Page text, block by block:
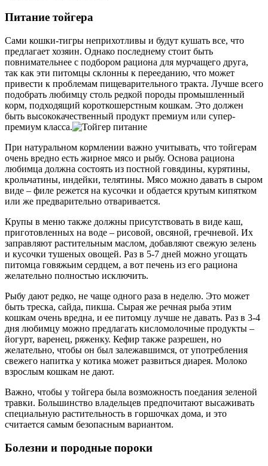
Питание тойгера
Сами кошки-тигры неприхотливы и будут кушать все, что
предлагает хозяин. Однако последнему стоит быть
повнимательнее с подбором рациона для мурчащего друга,
так как эти питомцы склонны к перееданию, что может
привести к проблемам пищеварительного тракта. Лучше всего
подобрать любимцу столь редкой породы промышленный
корм, подходящий короткошерстным кошкам. Это должен
быть высококачественный продукт премиум или супер-
премиум класса.
При натуральном кормлении важно учитывать, что тойгерам
очень вредно есть жирное мясо и рыбу. Основа рациона
любимца должна состоять из постной говядины, курятины,
крольчатины, индейки, телятины. Мясо можно давать в сыром
виде – филе режется на кусочки и обдается крутым кипятком
или же предварительно отваривается.
Крупы в меню также должны присутствовать в виде каш,
приготовленных на воде – рисовой, овсяной, гречневой. Их
заправляют растительным маслом, добавляют свежую зелень
и кусочки тушеных овощей. Раз в 5-7 дней можно угощать
питомца говяжьим сердцем, а вот печень из его рациона
желательно полностью исключить.
Рыбу дают редко, не чаще одного раза в неделю. Это может
быть треска, сайда, пикша. Сырая же речная рыба этим
кошкам очень вредна, и ее питомцу лучше не давать. Раз в 3-4
дня любимцу можно предлагать кисломолочные продукты –
йогурт, варенец, ряженку. Кефир также разрешен, но
желательно, чтобы он был залежавшимся, от употребления
свежего напитка у котика может развиться диарея. Молоко
взрослым кошкам не дают.
Важно, чтобы у тойгера была возможность поедания зеленой
травки. Большинство владельцев предпочитают высаживать
специальную растительность в горшочках дома, и это
считается самым безопасным вариантом.
Болезни и породные пороки